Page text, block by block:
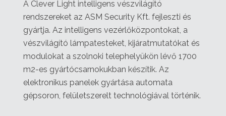
A Clever Light intelligens vészvilágító
rendszereket az ASM Security Kft. fejleszti és
gyártja. Az intelligens vezérlőközpontokat, a
vészvilágító lámpatesteket, kijáratmutatókat és
modulokat a szolnoki telephelyükön lévő 1700
m2-es gyártócsarnokukban készítik. Az
elektronikus panelek gyártása automata
gépsoron, felületszerelt technológiával történik.